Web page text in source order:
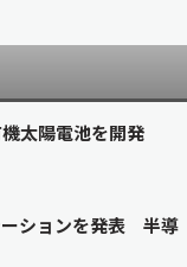
太陽電池を開発
ーションを発表 半導